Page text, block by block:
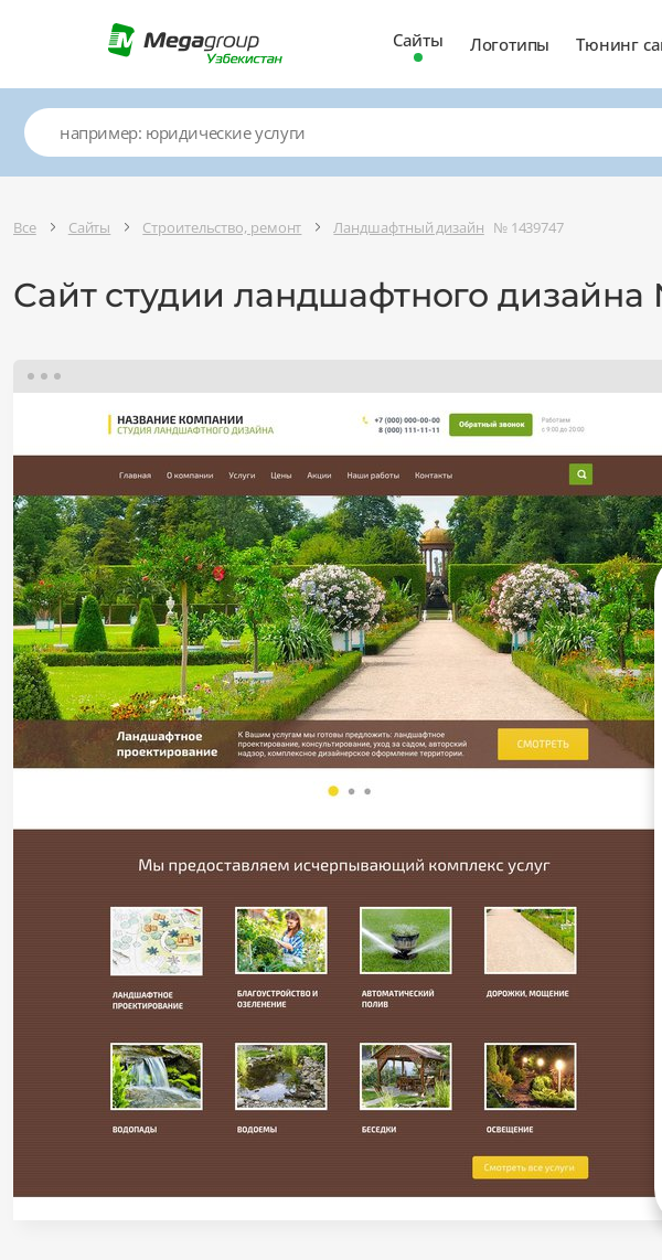
Сайты Логотипы Тюнинг
Все Сайты Строительство, ремонт Ландшафтный дизайн № 1439747
Сайт студии ландшафтного дизайна